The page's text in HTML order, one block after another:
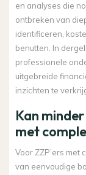
en analyses die
ontbreken van
identificeren,
benutten. In
professionele
uitgebreide
inzichten te
Kan
met
Voor ZZP’ers met
van eenvoudige